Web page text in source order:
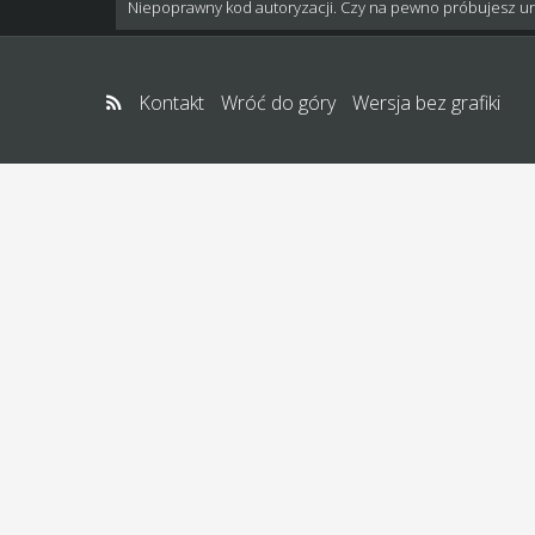
Niepoprawny kod autoryzacji. Czy na pewno próbujesz
Kontakt Wróć do góry Wersja bez grafiki